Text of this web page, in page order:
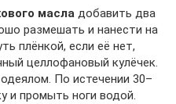
масла добавить два
размешать и нанести на
плёнкой, если её нет,
целлофановый кулёчек.
По истечении 30–
и промыть ноги водой.